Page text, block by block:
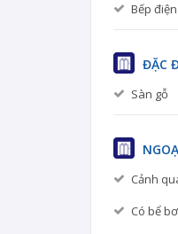
Bếp điện
ĐẶC
Sàn gỗ
Cảnh
Có bể